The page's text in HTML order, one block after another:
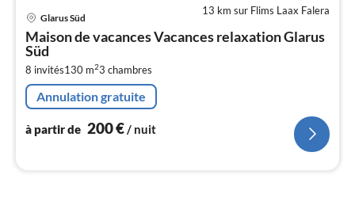
13 km sur Flims Laax Falera
Glarus Süd
Maison de vacances Vacances relaxation Glarus
Süd
8 invités130 m23 chambres
Annulation gratuite
à partir de 200€ / nuit